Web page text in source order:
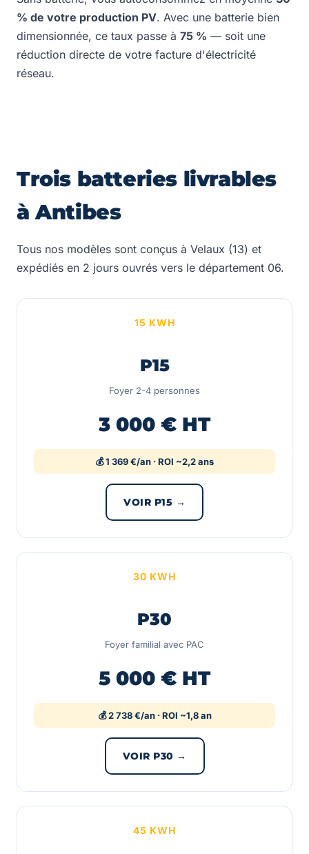
% de votre production PV. Avec une batterie bien
dimensionnée, ce taux passe à 75 % — soit une
réduction directe de votre facture d'électricité
réseau.
Trois batteries livrables
à Antibes
Tous nos modèles sont conçus à Velaux (13) et
expédiés en 2 jours ouvrés vers le département 06.
15 KWH
P15
Foyer 2-4 personnes
3 000 € HT
💰 1 369 €/an · ROI ~2,2 ans
VOIR P15 →
30 KWH
P30
Foyer familial avec PAC
5 000 € HT
💰 2 738 €/an · ROI ~1,8 an
VOIR P30 →
45 KWH